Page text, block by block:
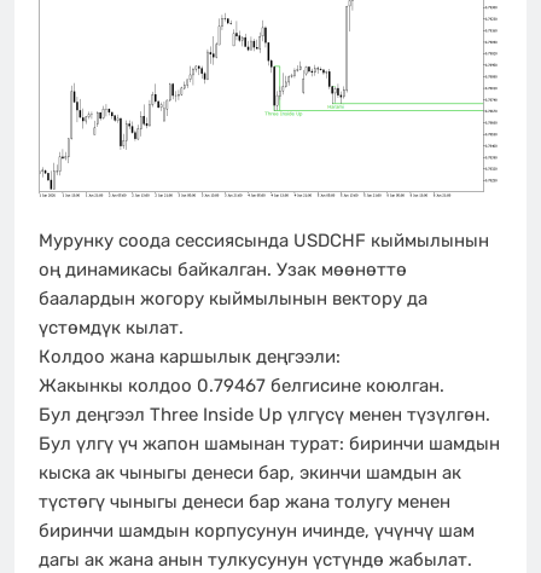
Мурунку соода сессиясында USDCHF кыймылынын
оң динамикасы байкалган. Узак мөөнөттө
баалардын жогору кыймылынын вектору да
үстөмдүк кылат.
Колдоо жана каршылык деңгээли:
Жакынкы колдоо 0.79467 белгисине коюлган.
Бул деңгээл Three Inside Up үлгүсү менен түзүлгөн.
Бул үлгү үч жапон шамынан турат: биринчи шамдын
кыска ак чыныгы денеси бар, экинчи шамдын ак
түстөгү чыныгы денеси бар жана толугу менен
биринчи шамдын корпусунун ичинде, үчүнчү шам
дагы ак жана анын тулкусунун үстүндө жабылат.